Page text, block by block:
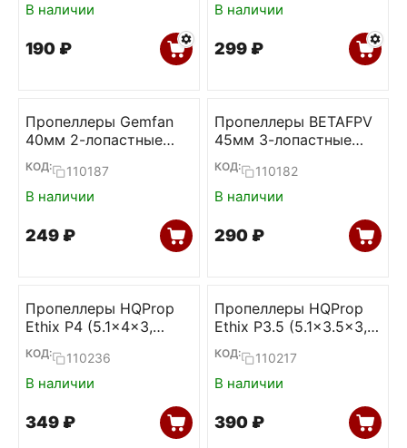
В наличии
‍190‍ ₽
В наличии
‍299‍ ₽
Пропеллеры Gemfan
40мм 2-лопастные
1.0мм (Transparent,
2L+2R)
КОД: 110187
В наличии
‍249‍ ₽
Пропеллеры BETAFPV
45мм 3-лопастные
1.5мм (Clear Grey,
2L+2R)
КОД: 110182
В наличии
‍290‍ ₽
Пропеллеры HQProp
Ethix P4 (5.1x4x3,
Candy Cane,
2CW+2CCW)
КОД: 110236
В наличии
‍349‍ ₽
Пропеллеры HQProp
Ethix P3.5 (5.1x3.5x3,
RAD Berry,
2CW+2CCW)
КОД: 110217
В наличии
‍390‍ ₽